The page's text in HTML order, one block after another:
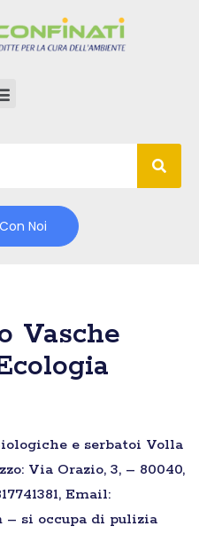
Noi
Vasche
e serbatoi Volla
Via Orazio, 3, – 80040,
Email:
– si occupa di pulizia